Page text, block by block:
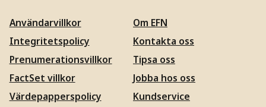
Användarvillkor
Integritetspolicy
Prenumerationsvillkor
FactSet villkor
Värdepapperspolicy
Om EFN
Kontakta oss
Tipsa oss
Jobba hos oss
Kundservice